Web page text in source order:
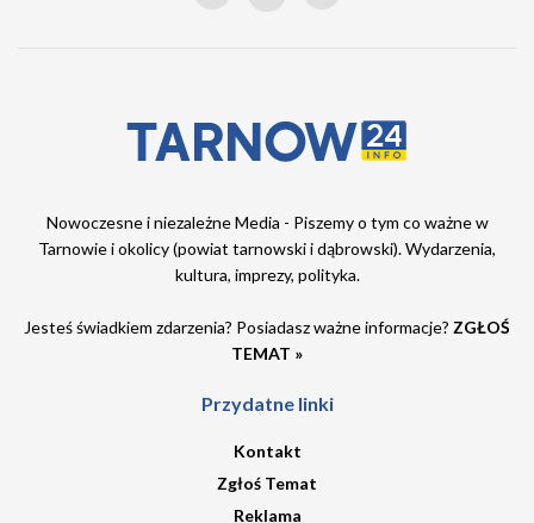
Nowoczesne i niezależne Media - Piszemy o tym co ważne w
Tarnowie i okolicy (powiat tarnowski i dąbrowski). Wydarzenia,
kultura, imprezy, polityka.
Jesteś świadkiem zdarzenia? Posiadasz ważne informacje? ZGŁOŚ
TEMAT »
Przydatne linki
Kontakt
Zgłoś Temat
Reklama